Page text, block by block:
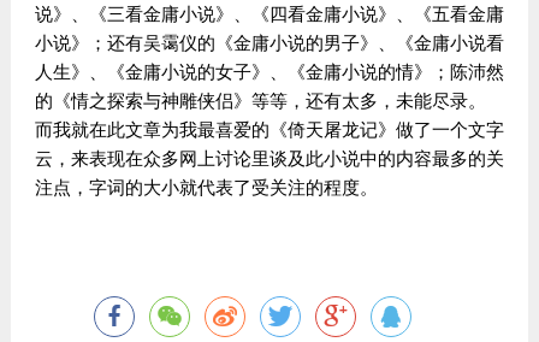
说》、《三看金庸小说》、《四看金庸小说》、《五看金庸
小说》；还有吴霭仪的《金庸小说的男子》、《金庸小说看
人生》、《金庸小说的女子》、《金庸小说的情》；陈沛然
的《情之探索与神雕侠侣》等等，还有太多，未能尽录。
而我就在此文章为我最喜爱的《倚天屠龙记》做了一个文字
云，来表现在众多网上讨论里谈及此小说中的内容最多的关
注点，字词的大小就代表了受关注的程度。